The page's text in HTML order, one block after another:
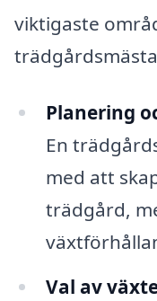
viktigaste
Planering
En
med att
trädgård,
Val av